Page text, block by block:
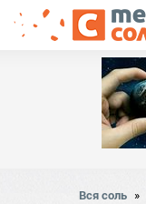
Вся соль »